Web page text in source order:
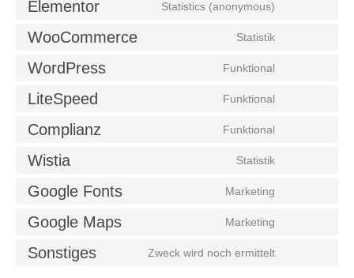
Elementor Statistics (anonymous)
WooCommerce Statistik
WordPress Funktional
LiteSpeed Funktional
Complianz Funktional
Wistia Statistik
Google Fonts Marketing
Google Maps Marketing
Sonstiges Zweck wird noch ermittelt